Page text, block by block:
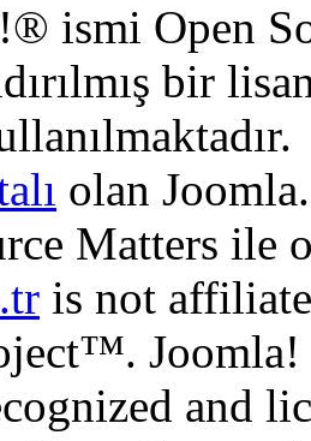
ismi Open
bir
olan
Matters ile
is not
and